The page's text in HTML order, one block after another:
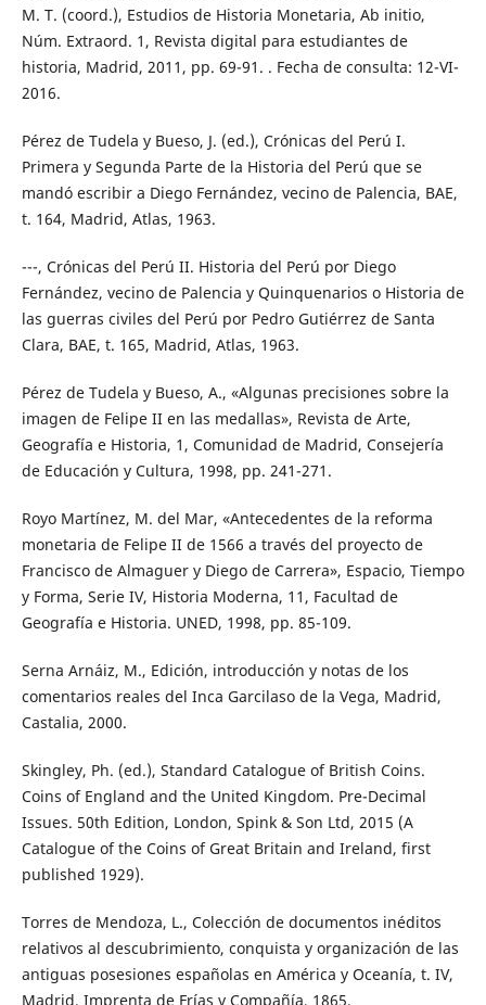
M. T. (coord.), Estudios de Historia Monetaria, Ab initio,
Núm. Extraord. 1, Revista digital para estudiantes de
historia, Madrid, 2011, pp. 69-91. . Fecha de consulta: 12-VI-
2016.
Pérez de Tudela y Bueso, J. (ed.), Crónicas del Perú I.
Primera y Segunda Parte de la Historia del Perú que se
mandó escribir a Diego Fernández, vecino de Palencia, BAE,
t. 164, Madrid, Atlas, 1963.
---, Crónicas del Perú II. Historia del Perú por Diego
Fernández, vecino de Palencia y Quinquenarios o Historia de
las guerras civiles del Perú por Pedro Gutiérrez de Santa
Clara, BAE, t. 165, Madrid, Atlas, 1963.
Pérez de Tudela y Bueso, A., «Algunas precisiones sobre la
imagen de Felipe II en las medallas», Revista de Arte,
Geografía e Historia, 1, Comunidad de Madrid, Consejería
de Educación y Cultura, 1998, pp. 241-271.
Royo Martínez, M. del Mar, «Antecedentes de la reforma
monetaria de Felipe II de 1566 a través del proyecto de
Francisco de Almaguer y Diego de Carrera», Espacio, Tiempo
y Forma, Serie IV, Historia Moderna, 11, Facultad de
Geografía e Historia. UNED, 1998, pp. 85-109.
Serna Arnáiz, M., Edición, introducción y notas de los
comentarios reales del Inca Garcilaso de la Vega, Madrid,
Castalia, 2000.
Skingley, Ph. (ed.), Standard Catalogue of British Coins.
Coins of England and the United Kingdom. Pre-Decimal
Issues. 50th Edition, London, Spink & Son Ltd, 2015 (A
Catalogue of the Coins of Great Britain and Ireland, first
published 1929).
Torres de Mendoza, L., Colección de documentos inéditos
relativos al descubrimiento, conquista y organización de las
antiguas posesiones españolas en América y Oceanía, t. IV,
Madrid, Imprenta de Frías y Compañía, 1865.